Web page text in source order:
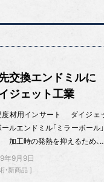
交換エンドミルに
ジェット工業
材用インサート ダイジェッ
ルエンドミル「ミラーボール
加工時の発熱を抑えるため、
年9月9日
・新商品